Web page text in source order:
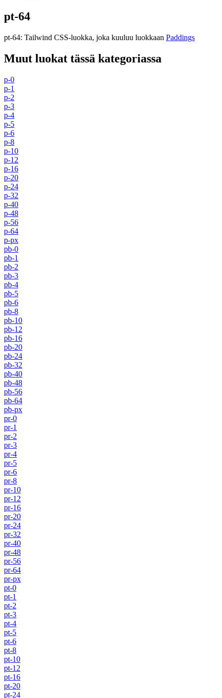
pt-64
pt-64: Tailwind CSS-luokka, joka kuuluu luokkaan Paddings
Muut luokat tässä kategoriassa
p-0
p-1
p-2
p-3
p-4
p-5
p-6
p-8
p-10
p-12
p-16
p-20
p-24
p-32
p-40
p-48
p-56
p-64
p-px
pb-0
pb-1
pb-2
pb-3
pb-4
pb-5
pb-6
pb-8
pb-10
pb-12
pb-16
pb-20
pb-24
pb-32
pb-40
pb-48
pb-56
pb-64
pb-px
pr-0
pr-1
pr-2
pr-3
pr-4
pr-5
pr-6
pr-8
pr-10
pr-12
pr-16
pr-20
pr-24
pr-32
pr-40
pr-48
pr-56
pr-64
pr-px
pt-0
pt-1
pt-2
pt-3
pt-4
pt-5
pt-6
pt-8
pt-10
pt-12
pt-16
pt-20
pt-24